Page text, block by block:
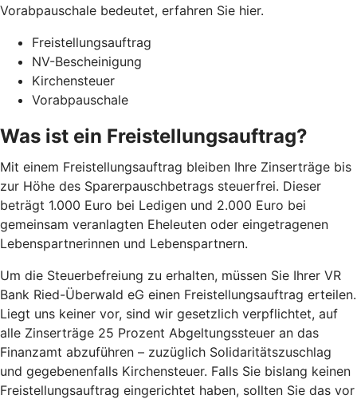
Vorabpauschale bedeutet, erfahren Sie hier.
Freistellungsauftrag
NV-Bescheinigung
Kirchensteuer
Vorabpauschale
Was ist ein Freistellungsauftrag?
Mit einem Freistellungsauftrag bleiben Ihre Zinserträge bis
zur Höhe des Sparerpauschbetrags steuerfrei. Dieser
beträgt 1.000 Euro bei Ledigen und 2.000 Euro bei
gemeinsam veranlagten Eheleuten oder eingetragenen
Lebenspartnerinnen und Lebenspartnern.
Um die Steuerbefreiung zu erhalten, müssen Sie Ihrer VR
Bank Ried-Überwald eG einen Freistellungsauftrag erteilen.
Liegt uns keiner vor, sind wir gesetzlich verpflichtet, auf
alle Zinserträge 25 Prozent Abgeltungssteuer an das
Finanzamt abzuführen – zuzüglich Solidaritätszuschlag
und gegebenenfalls Kirchensteuer. Falls Sie bislang keinen
Freistellungsauftrag eingerichtet haben, sollten Sie das vor